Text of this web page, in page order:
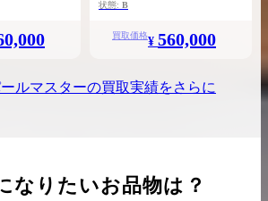
状態: B
買取価格¥ 560,000
ルマスターの買取実績をさらに
なりたいお品物は？